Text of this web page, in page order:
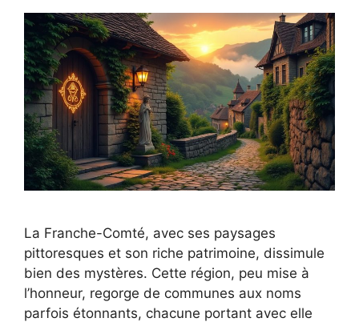
La Franche-Comté, avec ses paysages
pittoresques et son riche patrimoine, dissimule
bien des mystères. Cette région, peu mise à
l’honneur, regorge de communes aux noms
parfois étonnants, chacune portant avec elle